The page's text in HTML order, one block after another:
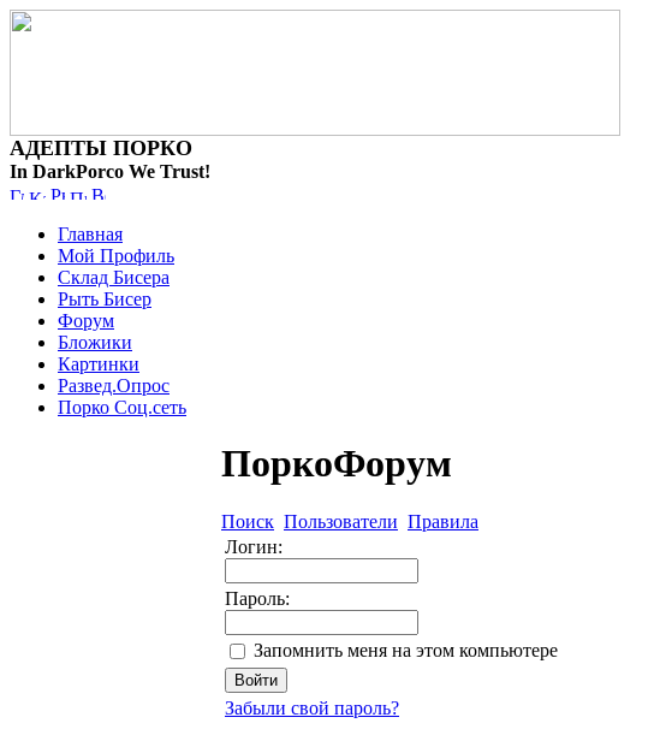
АДЕПТЫ ПОРКО
In DarkPorco We Trust!
Главная
Мой Профиль
Склад Бисера
Рыть Бисер
Форум
Бложики
Картинки
Развед.Опрос
Порко Соц.сеть
ПоркоФорум
Поиск Пользователи Правила
Логин:
Пароль:
Запомнить меня на этом компьютере
Забыли свой пароль?